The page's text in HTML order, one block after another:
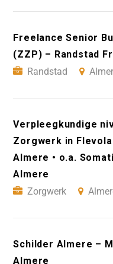
Freelance Senior
(ZZP) – Randstad
Randstad
Verpleegkundige
Zorgwerk in
Almere • o.a.
Almere
Zorgwerk
Schilder Almere –
Almere